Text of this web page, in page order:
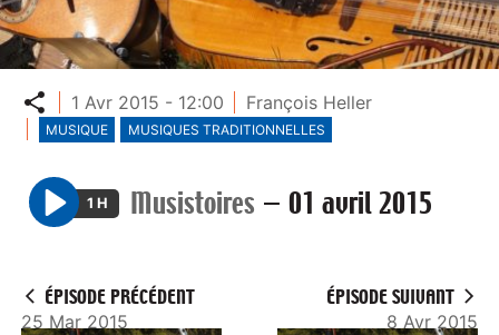
Partager
1 Avr 2015 - 12:00 François Heller
MUSIQUE MUSIQUES TRADITIONNELLES
P
y
1 H Musistoires — 01 avril 2015
ÉPISODE PRÉCÉDENT
25 Mar 2015
ÉPISODE SUIVANT
8 Avr 2015